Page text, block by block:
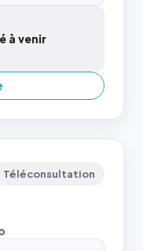
à venir
Téléconsultation